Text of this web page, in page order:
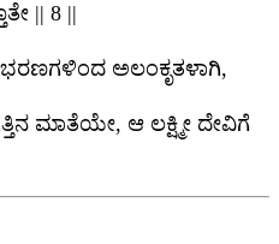
|| 8 ||
ಅಲಂಕೃತಳಾಗಿ,
ಮಾತೆಯೇ, ಆ ಲಕ್ಷ್ಮೀ ದೇವಿಗೆ